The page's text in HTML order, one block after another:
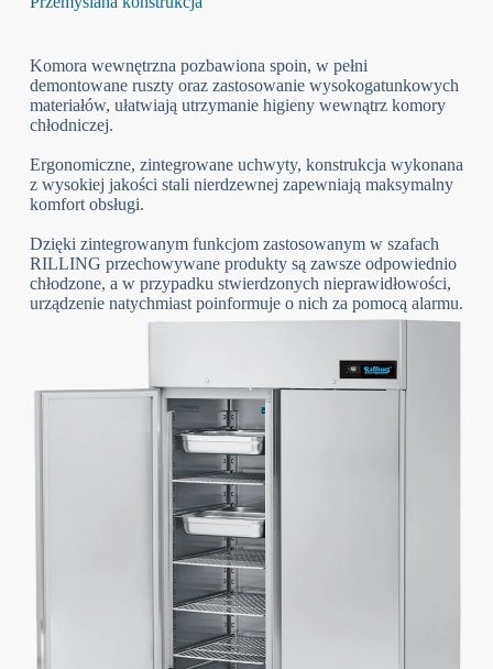
Komora wewnętrzna pozbawiona spoin, w pełni
demontowane ruszty oraz zastosowanie wysokogatunkowych
materiałów, ułatwiają utrzymanie higieny wewnątrz komory
chłodniczej.
Ergonomiczne, zintegrowane uchwyty, konstrukcja wykonana
z wysokiej jakości stali nierdzewnej zapewniają maksymalny
komfort obsługi.
Dzięki zintegrowanym funkcjom zastosowanym w szafach
RILLING przechowywane produkty są zawsze odpowiednio
chłodzone, a w przypadku stwierdzonych nieprawidłowości,
urządzenie natychmiast poinformuje o nich za pomocą alarmu.